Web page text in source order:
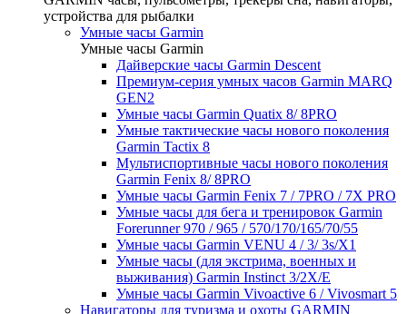
устройства для рыбалки
Умные часы Garmin
Умные часы Garmin
Дайверские часы Garmin Descent
Премиум-серия умных часов Garmin MARQ
GEN2
Умные часы Garmin Quatix 8/ 8PRO
Умные тактические часы нового поколения
Garmin Tactix 8
Мультиспортивные часы нового поколения
Garmin Fenix 8/ 8PRO
Умные часы Garmin Fenix 7 / 7PRO / 7X PRO
Умные часы для бега и тренировок Garmin
Forerunner 970 / 965 / 570/170/165/70/55
Умные часы Garmin VENU 4 / 3/ 3s/X1
Умные часы (для экстрима, военных и
выживания) Garmin Instinct 3/2X/E
Умные часы Garmin Vivoactive 6 / Vivosmart 5
Навигаторы для туризма и охоты GARMIN